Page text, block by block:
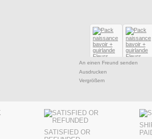
An einen Freund senden
Ausdrucken
Vergrößern
SATISFIED OR